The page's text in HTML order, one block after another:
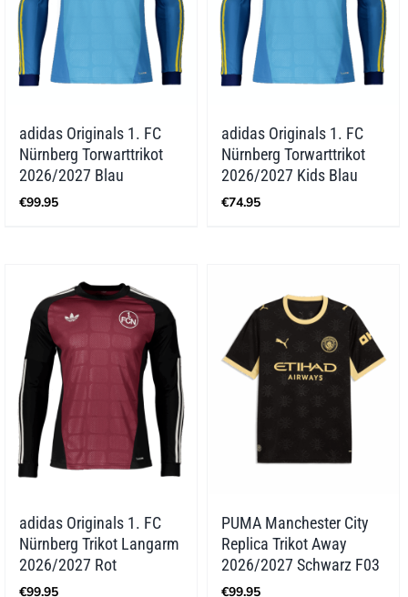
adidas Originals 1. FC
Nürnberg Torwarttrikot
2026/2027 Blau
€99.95
adidas Originals 1. FC
Nürnberg Torwarttrikot
2026/2027 Kids Blau
€74.95
adidas Originals 1. FC
Nürnberg Trikot Langarm
2026/2027 Rot
€99.95
PUMA Manchester City
Replica Trikot Away
2026/2027 Schwarz F03
€99.95